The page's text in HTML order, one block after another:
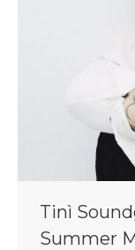
Tinì
Summer